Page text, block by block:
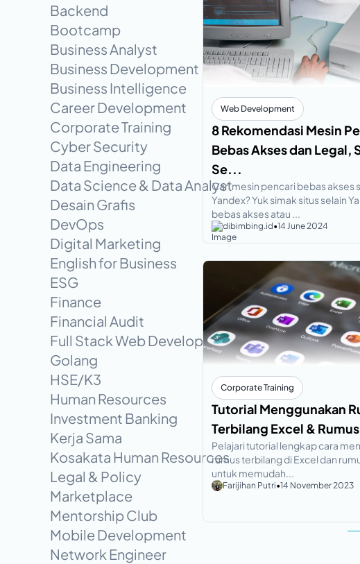
Backend
Bootcamp
Business Analyst
Business Development
Business Intelligence
Career Development
Corporate Training
Cyber Security
Data Engineering
Data Science & Data Analyst
Desain Grafis
DevOps
Digital Marketing
English for Business
ESG
Finance
Financial Audit
Full Stack Web Development
Golang
HSE/K3
Human Resources
Investment Banking
Kerja Sama
Kosakata Human Resources
Legal & Policy
Marketplace
Mentorship Club
Mobile Development
Network Engineer
Web Development
8 Rekomendasi Mesin
Bebas Akses dan Legal,
Se...
Cari mesin pencari bebas akses
Yandex? Yuk simak situs selain
bebas akses atau ...
dibimbing.id•14 June 2024
Corporate Training
Tutorial Menggunakan
Terbilang Excel &
Pelajari tutorial lengkap cara
rumus terbilang di Excel dan
untuk memudah...
Farijihan Putri•14 November 2023